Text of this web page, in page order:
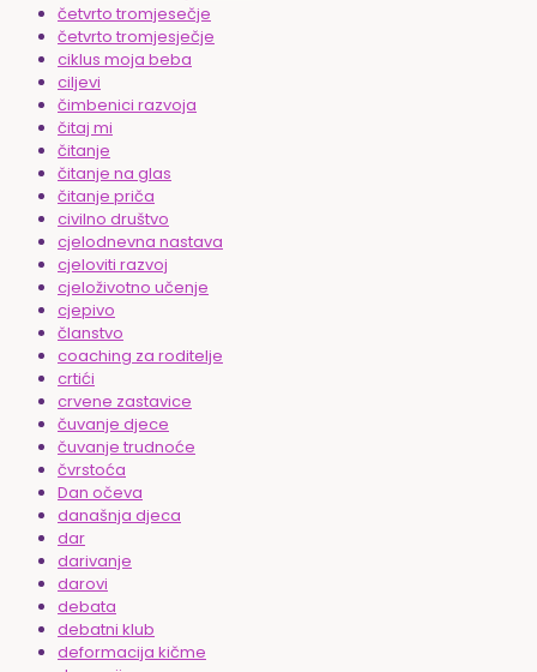
četvrto tromjesečje
četvrto tromjesječje
ciklus moja beba
ciljevi
čimbenici razvoja
čitaj mi
čitanje
čitanje na glas
čitanje priča
civilno društvo
cjelodnevna nastava
cjeloviti razvoj
cjeloživotno učenje
cjepivo
članstvo
coaching za roditelje
crtići
crvene zastavice
čuvanje djece
čuvanje trudnoće
čvrstoća
Dan očeva
današnja djeca
dar
darivanje
darovi
debata
debatni klub
deformacija kičme